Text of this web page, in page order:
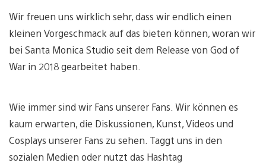
Wir freuen uns wirklich sehr, dass wir endlich einen
kleinen Vorgeschmack auf das bieten können, woran wir
bei Santa Monica Studio seit dem Release von God of
War in 2018 gearbeitet haben.
Wie immer sind wir Fans unserer Fans. Wir können es
kaum erwarten, die Diskussionen, Kunst, Videos und
Cosplays unserer Fans zu sehen. Taggt uns in den
sozialen Medien oder nutzt das Hashtag